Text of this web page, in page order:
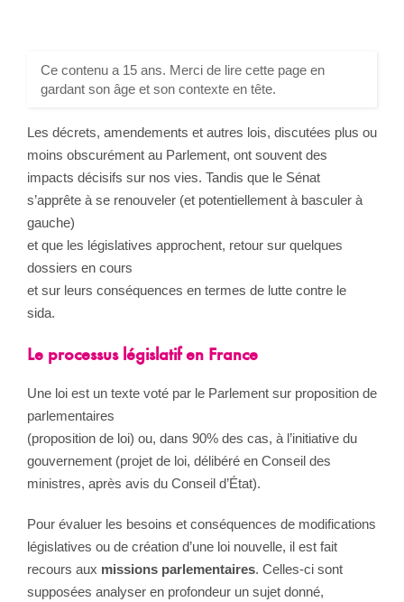
Ce contenu a 15 ans. Merci de lire cette page en
gardant son âge et son contexte en tête.
Les décrets, amendements et autres lois, discutées plus ou
moins obscurément au Parlement, ont souvent des
impacts décisifs sur nos vies. Tandis que le Sénat
s’apprête à se renouveler (et potentiellement à basculer à
gauche)
et que les législatives approchent, retour sur quelques
dossiers en cours
et sur leurs conséquences en termes de lutte contre le
sida.
Le processus législatif en France
Une loi est un texte voté par le Parlement sur proposition de
parlementaires
(proposition de loi) ou, dans 90% des cas, à l’initiative du
gouvernement (projet de loi, délibéré en Conseil des
ministres, après avis du Conseil d’État).
Pour évaluer les besoins et conséquences de modifications
législatives ou de création d’une loi nouvelle, il est fait
recours aux missions parlementaires. Celles-ci sont
supposées analyser en profondeur un sujet donné,